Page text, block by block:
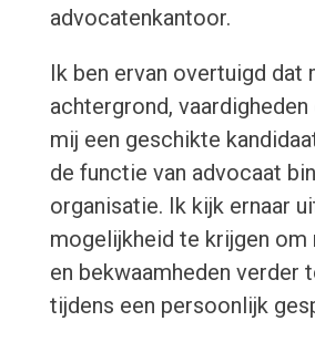
advocatenkantoor.
Ik ben ervan overtuigd dat
achtergrond,
mij een geschikte
de functie van advocaat
organisatie. Ik kijk ernaar
mogelijkheid te krijgen om
en bekwaamheden verder
tijdens een persoonlijk